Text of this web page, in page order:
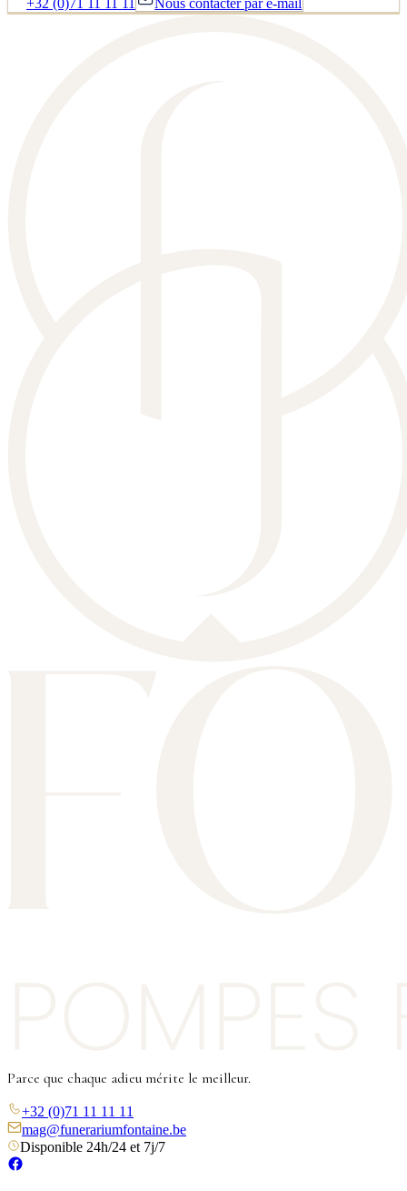
Parce que chaque adieu mérite le meilleur.
+32 (0)71 11 11 11
mag@funerariumfontaine.be
Disponible 24h/24 et 7j/7